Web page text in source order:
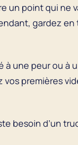
un point qui ne
gardez
à une peur ou à
premières
besoin d’un